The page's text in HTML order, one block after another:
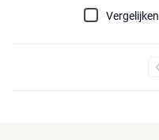
Vergelijken